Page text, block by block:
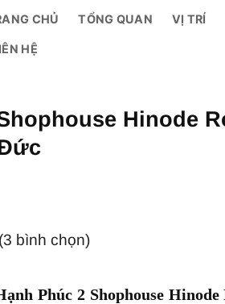
CHỦ TỔNG QUAN VỊ TRÍ
HỆ
Hinode
bình chọn)
Phúc 2 Shophouse